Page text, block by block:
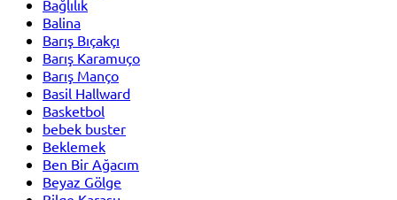
Bağlılık
Balina
Barış Bıçakçı
Barış Karamuço
Barış Manço
Basil Hallward
Basketbol
bebek buster
Beklemek
Ben Bir Ağacım
Beyaz Gölge